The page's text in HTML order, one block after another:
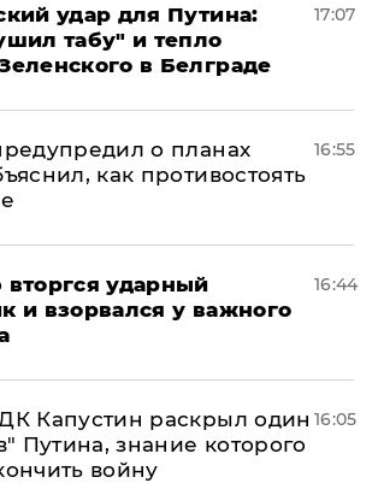
удар для Путина:
табу" и тепло
в Белграде
17:07
о планах
как противостоять
16:55
ударный
и взорвался у важного
16:44
Капустин раскрыл один
Путина, знание которого
войну
16:05